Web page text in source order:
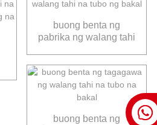
buong benta ng
pabrika ng walang tahi
buong benta ng